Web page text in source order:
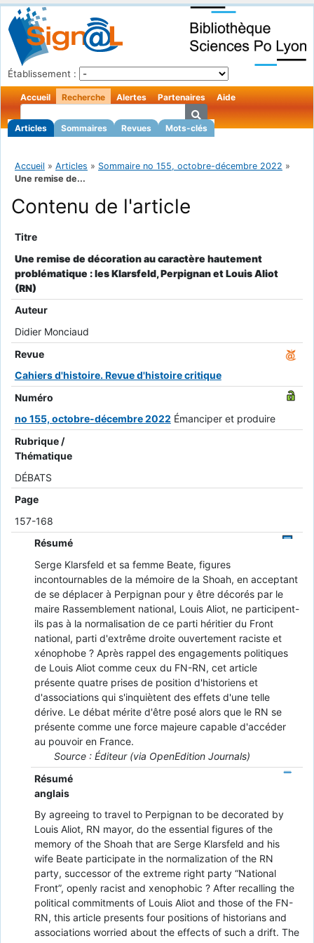
Établissement :
Accueil Recherche
Articles Sommaires Revues Mots-clés
Alertes Partenaires Aide
Accueil » Articles » Sommaire no 155, octobre-décembre 2022 »
Une remise de...
Contenu de l'article
Titre
Une remise de décoration au caractère hautement
problématique : les Klarsfeld, Perpignan et Louis Aliot
(RN)
Auteur
Didier Monciaud
Revue
Cahiers d'histoire. Revue d'histoire critique
Numéro
no 155, octobre-décembre 2022 Émanciper et produire
Rubrique /
Thématique
DÉBATS
Page
157-168
Résumé
Serge Klarsfeld et sa femme Beate, figures
incontournables de la mémoire de la Shoah, en acceptant
de se déplacer à Perpignan pour y être décorés par le
maire Rassemblement national, Louis Aliot, ne participent-
ils pas à la normalisation de ce parti héritier du Front
national, parti d'extrême droite ouvertement raciste et
xénophobe ? Après rappel des engagements politiques
de Louis Aliot comme ceux du FN-RN, cet article
présente quatre prises de position d'historiens et
d'associations qui s'inquiètent des effets d'une telle
dérive. Le débat mérite d'être posé alors que le RN se
présente comme une force majeure capable d'accéder
au pouvoir en France.
Source : Éditeur (via OpenEdition Journals)
Résumé
anglais
By agreeing to travel to Perpignan to be decorated by
Louis Aliot, RN mayor, do the essential figures of the
memory of the Shoah that are Serge Klarsfeld and his
wife Beate participate in the normalization of the RN
party, successor of the extreme right party “National
Front”, openly racist and xenophobic ? After recalling the
political commitments of Louis Aliot and those of the FN-
RN, this article presents four positions of historians and
associations worried about the effects of such a drift. The